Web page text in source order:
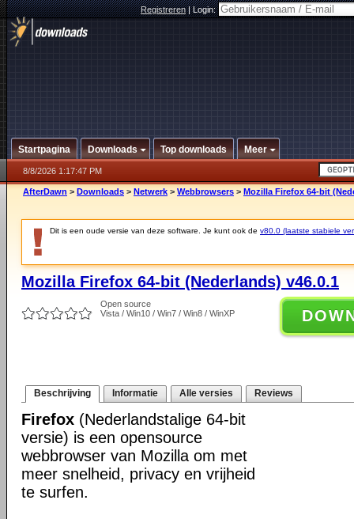
Registreren|Login:
Startpagina Downloads Top downloads Meer
8/8/2026 1:17:47 PM
AfterDawn > Downloads > Netwerk > Webbrowsers > Mozilla Firefox 64-bit
Dit is een oude versie van deze software. Je kunt ook de v80.0 (laatste stabiele
Mozilla Firefox 64-bit (Nederlands) v46.0.1
Open source
Vista / Win10 / Win7 / Win8 / WinXP
Beschrijving Informatie Alle versies Reviews
Firefox (Nederlandstalige 64-bit
versie) is een opensource
webbrowser van Mozilla om met
meer snelheid, privacy en vrijheid
te surfen.